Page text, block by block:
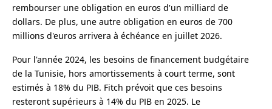
rembourser une obligation en euros d'un milliard de
dollars. De plus, une autre obligation en euros de 700
millions d'euros arrivera à échéance en juillet 2026.
Pour l'année 2024, les besoins de financement budgétaire
de la Tunisie, hors amortissements à court terme, sont
estimés à 18% du PIB. Fitch prévoit que ces besoins
resteront supérieurs à 14% du PIB en 2025. Le